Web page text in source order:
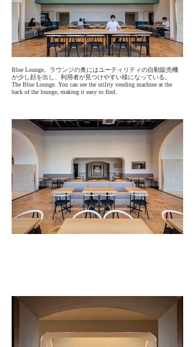
Blue Lounge。ラウンジの奥にはユーティリティの自動販売機
が少し顔を出し、利用者が見つけやすい様になっている。
The Blue Lounge. You can see the utility vending machine at the
back of the lounge, making it easy to find.